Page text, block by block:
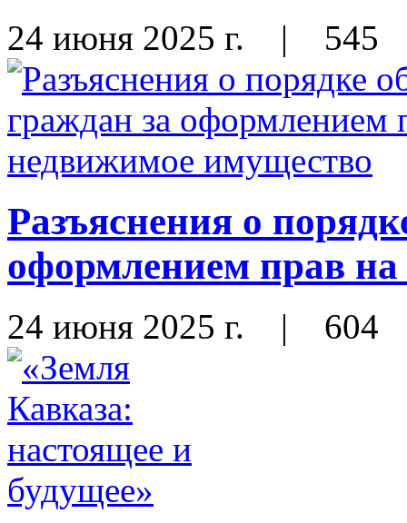
24 июня 2025 г. | 545
Разъяснения о
оформлением прав
24 июня 2025 г. | 604